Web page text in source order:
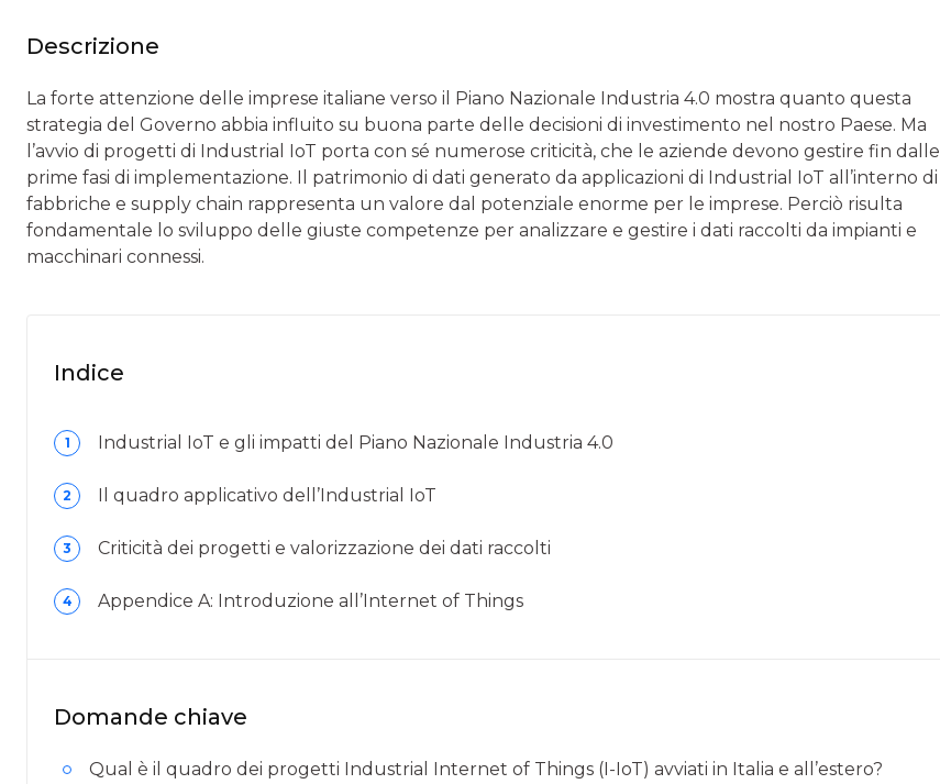
Descrizione
La forte attenzione delle imprese italiane verso il Piano Nazionale Industria 4.0 mostra quanto questa
strategia del Governo abbia influito su buona parte delle decisioni di investimento nel nostro Paese. Ma
l’avvio di progetti di Industrial IoT porta con sé numerose criticità, che le aziende devono gestire fin dalle
prime fasi di implementazione. Il patrimonio di dati generato da applicazioni di Industrial IoT all’interno di
fabbriche e supply chain rappresenta un valore dal potenziale enorme per le imprese. Perciò risulta
fondamentale lo sviluppo delle giuste competenze per analizzare e gestire i dati raccolti da impianti e
macchinari connessi.
Indice
1 Industrial IoT e gli impatti del Piano Nazionale Industria 4.0
2 Il quadro applicativo dell’Industrial IoT
3 Criticità dei progetti e valorizzazione dei dati raccolti
4 Appendice A: Introduzione all’Internet of Things
Domande chiave
Qual è il quadro dei progetti Industrial Internet of Things (I-IoT) avviati in Italia e all’estero?